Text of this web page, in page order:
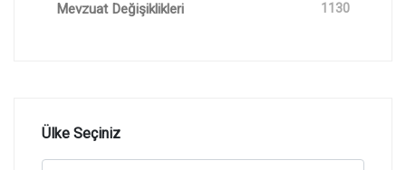
Mevzuat Değişiklikleri 1130
Ülke Seçiniz